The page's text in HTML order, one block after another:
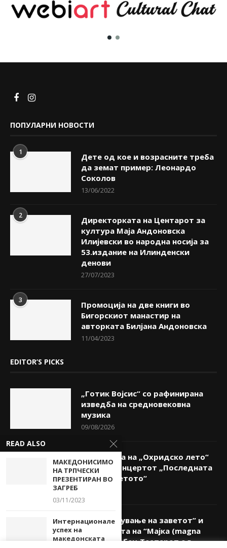
ПОПУЛАРНИ НОВОСТИ
1
Дете од кое и возрасните треба
да земат пример: Леонардо
Соколов
13/06/2022
2
Директорката на Центарот за
култура Маја Андоновска
Илијевски во народна носија за
53.издание на Илинденски
денови
27/07/2023
3
Промоција на две книги во
Бигорскиот манастир на
авторката Билјана Андоновска
11/04/2023
EDITOR’S PICKS
„Готик Војсис“ со рафинирана
изведба на средновековна
музика
09/08/2026
ЕУ вечерта на „Охридско лето“
го носи концертот „Последната
роза на летото“
Со “Чествување на заветот” и
премиерата на “Мајка (magna
mater)” Бабец Театарот од
READ ALSO
МАКЕДОНИСИМО
НА ТРПЧЕСКИ
ПРЕЗЕНТИРАН ВО
ЗАГРЕБ
03/11/2023
Интернационален
успех на
македонската